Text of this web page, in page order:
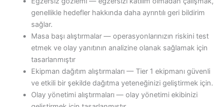
genellikle hedefler hakkında daha ayrıntılı geri bildirim
sağlar.
Masa başı alıştırmalar — operasyonlarınızın riskini test
etmek ve olay yanıtının analizine olanak sağlamak için
tasarlanmıştır
Ekipman dağıtım alıştırmaları — Tier 1 ekipmanı güvenli
ve etkili bir şekilde dağıtma yeteneğinizi geliştirmek için.
Olay yönetimi alıştırmaları — olay yönetimi ekibinizi